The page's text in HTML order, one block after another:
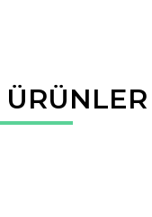
siz yapın!
noktaları öneri
ÜRÜNLER